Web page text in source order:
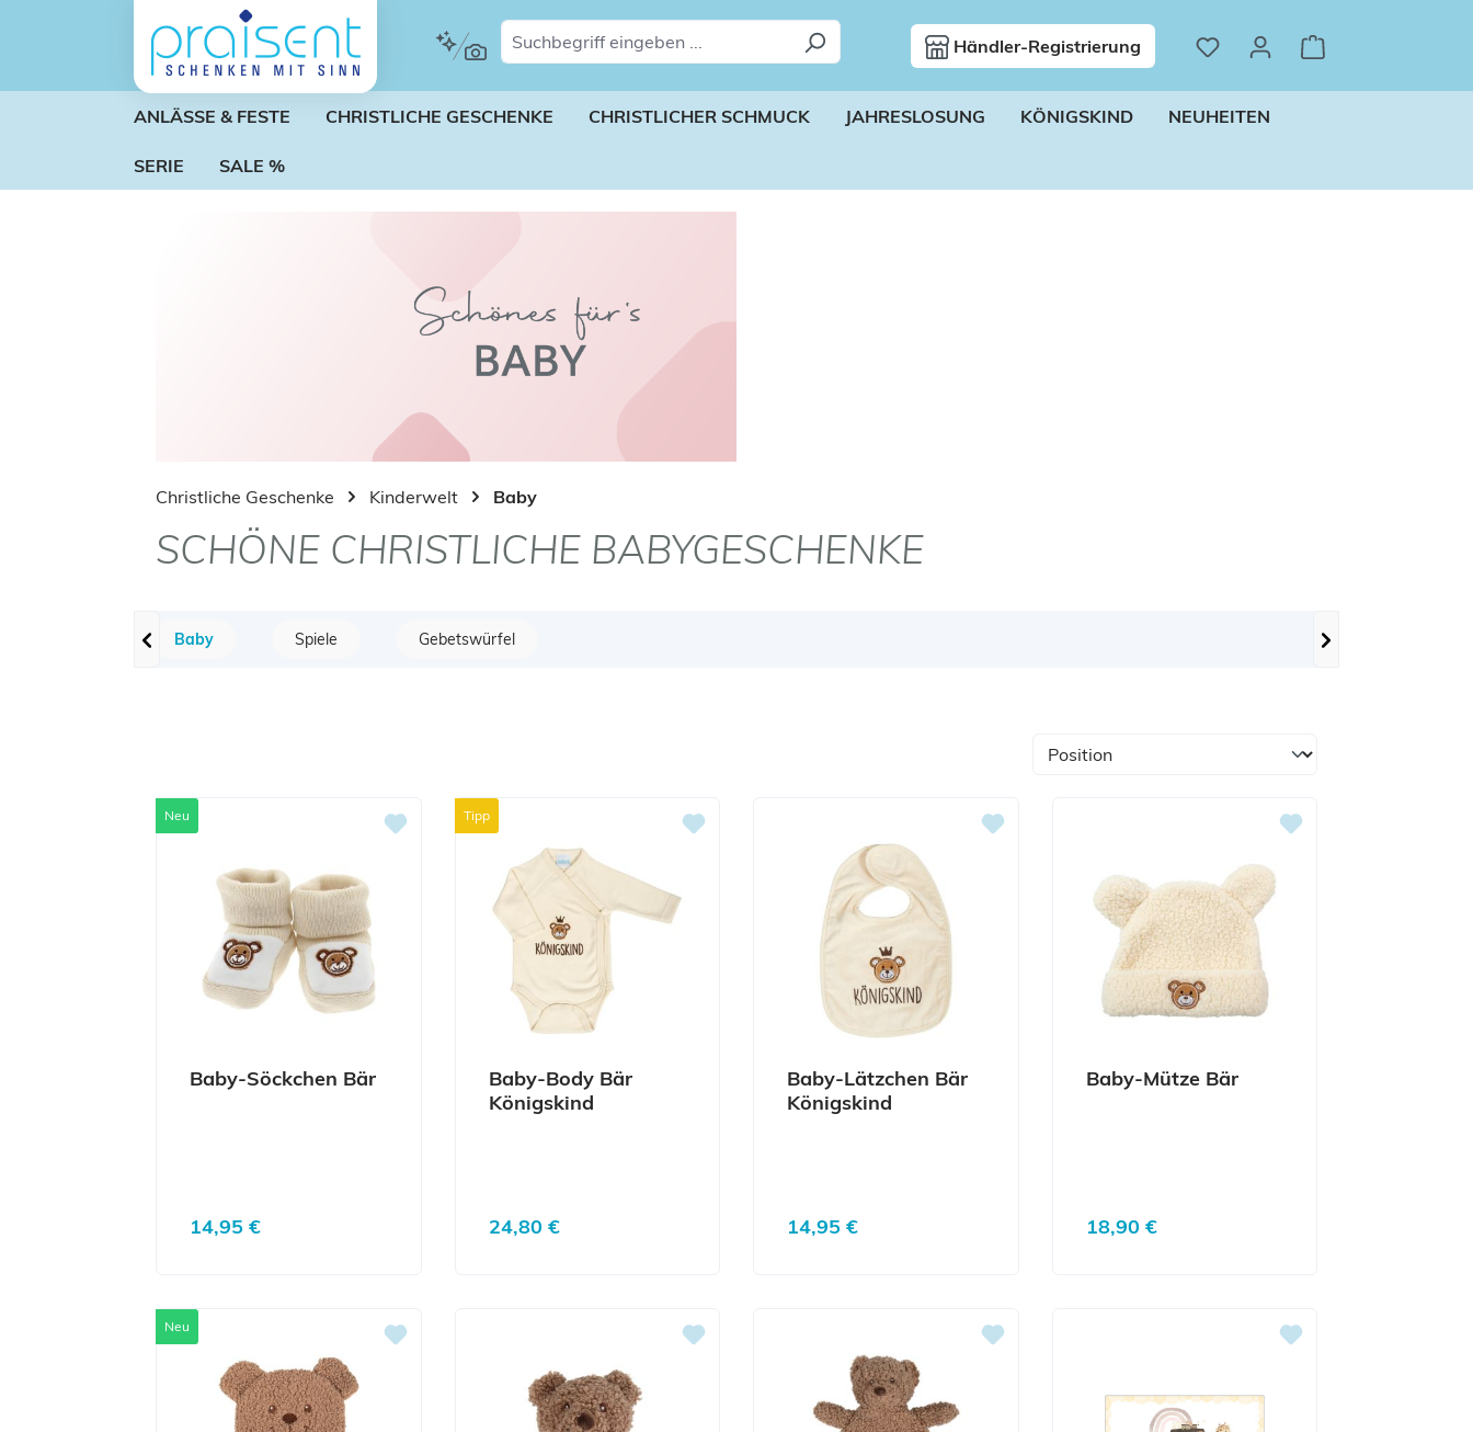
Hauptinhalt springen
Zur Suche springen
Zur Hauptnavigation springen
Händler-Registrierung
ANLÄSSE & FESTE CHRISTLICHE GESCHENKE CHRISTLICHER SCHMUCK JAHRESLOSUNG KÖNIGSKIND NEUHEITEN
SERIE SALE %
Christliche Geschenke Kinderwelt Baby
SCHÖNE CHRISTLICHE BABYGESCHENKE
Baby Spiele Gebetswürfel
Neu
Baby-Söckchen Bär
Regulärer Preis:
14,95 €
Tipp
Baby-Body Bär
Königskind
Regulärer Preis:
24,80 €
Baby-Lätzchen Bär
Königskind
Regulärer Preis:
14,95 €
Baby-Mütze Bär
Regulärer Preis:
18,90 €
Neu